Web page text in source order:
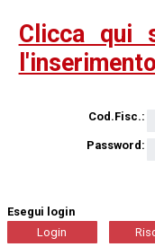
Clicca qui
Cod.Fisc.:
Password:
Esegui login